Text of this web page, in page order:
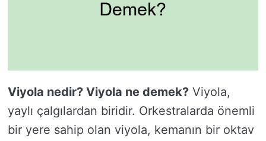
Viyola nedir? Viyola ne demek? Viyola,
yaylı çalgılardan biridir. Orkestralarda önemli
bir yere sahip olan viyola, kemanın bir oktav